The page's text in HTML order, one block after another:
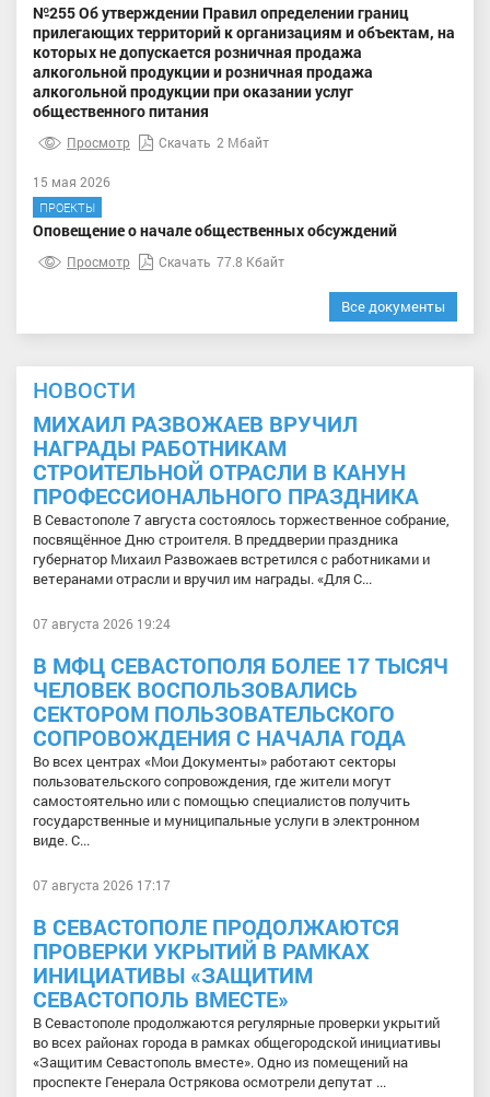
№255 Об утверждении Правил определении границ
прилегающих территорий к организациям и объектам, на
которых не допускается розничная продажа
алкогольной продукции и розничная продажа
алкогольной продукции при оказании услуг
общественного питания
Просмотр Скачать 2 Мбайт
15 мая 2026
ПРОЕКТЫ
Оповещение о начале общественных обсуждений
Просмотр Скачать 77.8 Кбайт
Все документы
НОВОСТИ
МИХАИЛ РАЗВОЖАЕВ ВРУЧИЛ
НАГРАДЫ РАБОТНИКАМ
СТРОИТЕЛЬНОЙ ОТРАСЛИ В КАНУН
ПРОФЕССИОНАЛЬНОГО ПРАЗДНИКА
В Севастополе 7 августа состоялось торжественное собрание,
посвящённое Дню строителя. В преддверии праздника
губернатор Михаил Развожаев встретился с работниками и
ветеранами отрасли и вручил им награды. «Для С...
07 августа 2026 19:24
В МФЦ СЕВАСТОПОЛЯ БОЛЕЕ 17 ТЫСЯЧ
ЧЕЛОВЕК ВОСПОЛЬЗОВАЛИСЬ
СЕКТОРОМ ПОЛЬЗОВАТЕЛЬСКОГО
СОПРОВОЖДЕНИЯ С НАЧАЛА ГОДА
Во всех центрах «Мои Документы» работают секторы
пользовательского сопровождения, где жители могут
самостоятельно или с помощью специалистов получить
государственные и муниципальные услуги в электронном
виде. С...
07 августа 2026 17:17
В СЕВАСТОПОЛЕ ПРОДОЛЖАЮТСЯ
ПРОВЕРКИ УКРЫТИЙ В РАМКАХ
ИНИЦИАТИВЫ «ЗАЩИТИМ
СЕВАСТОПОЛЬ ВМЕСТЕ»
В Севастополе продолжаются регулярные проверки укрытий
во всех районах города в рамках общегородской инициативы
«Защитим Севастополь вместе». Одно из помещений на
проспекте Генерала Острякова осмотрели депутат ...